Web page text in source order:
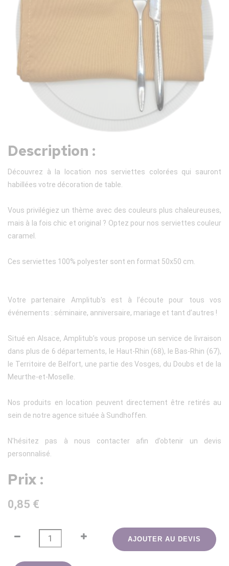
Description :
Découvrez à la location nos serviettes colorées qui sauront
habillées votre décoration de table.
Vous privilégiez un thème avec des couleurs plus chaleureuses,
mais à la fois chic et original ? Optez pour nos serviettes couleur
caramel.
Ces serviettes 100% polyester sont en format 50x50 cm.
Votre partenaire Amplitub's est à l’écoute pour tous vos
événements : séminaire, anniversaire, mariage et tant d’autres !
Situé en Alsace, Amplitub’s vous propose un service de livraison
dans plus de 6 départements, le Haut-Rhin (68), le Bas-Rhin (67),
le Territoire de Belfort, une partie des Vosges, du Doubs et de la
Meurthe-et-Moselle.
Nos produits en location peuvent directement être retirés au
sein de notre agence située à Sundhoffen.
N’hésitez pas à nous contacter afin d’obtenir un devis
personnalisé.
Prix :
0,85 €
AJOUTER AU DEVIS